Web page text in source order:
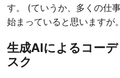
す。 (ていうか、多くの仕
始まっていると思いますが
生成AIによるコー
スク